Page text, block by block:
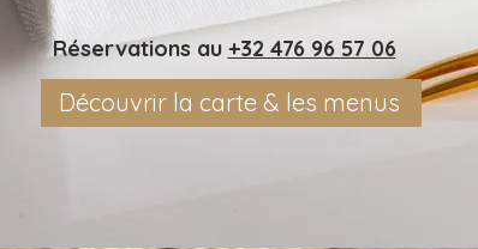
Réservations au +32 476 96 57 06
Découvrir la carte & les menus